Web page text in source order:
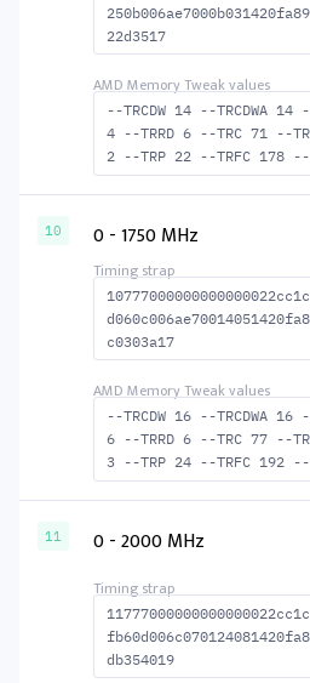
22d3517
--TRCDW 14 --TRCDWA 14
4 --TRRD 6 --TRC 71 --
2 --TRP 22 --TRFC 178 --
A 0 --TFAW 10 --TCRCRL
MACTWR 57 --RAS2RAS
10 0 - 1750 MHz
c0303a17
--TRCDW 16 --TRCDWA 16
6 --TRRD 6 --TRC 77 --
3 --TRP 24 --TRFC 192 --
A 0 --TFAW 10 --TCRCRL
-ACTWR 61 --RAS2RAS
11 0 - 2000 MHz
db354019